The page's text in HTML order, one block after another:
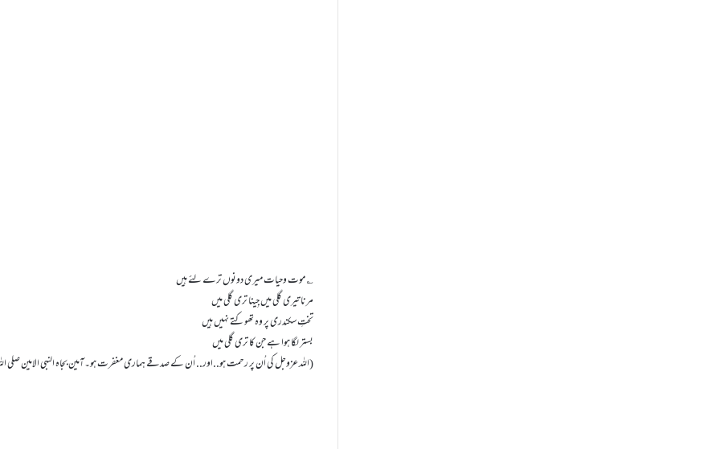
؎ موت وحیات میری دونوں ترے لئے ہیں
مرنا تیری گلی میں جِینا تری گلی میں
تختِ سکندری پر وہ تھوکتے نہیں ہیں
بستر لگا ہوا ہے جن کا تری گلی میں
(اللہ عزوجل کی اُن پر رحمت ہو..اور.. اُن کے صدقے ہماری مغفرت ہو۔آمین بجاہ النبی الامین صلی